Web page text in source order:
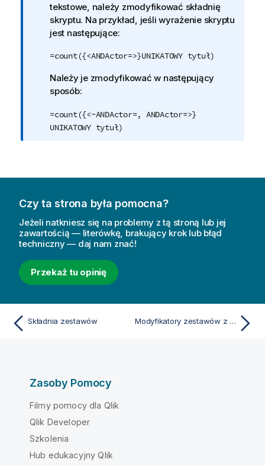
f
o
r
a
c
j
a
tekstowe, należy zmodyfikować składnię
skryptu. Na przykład, jeśli wyrażenie skryptu
jest następujące:
=count({<ANDActor=>}UNIKATOWY tytuł)
Należy je zmodyfikować w następujący
sposób:
=count({<~ANDActor=, ANDActor=>}
UNIKATOWY tytuł)
Czy ta strona była pomocna?
Jeżeli natkniesz się na problemy z tą stroną lub jej
zawartością — literówkę, brakujący krok lub błąd
techniczny — daj nam znać!
Przekaż tu opinię
Składnia zestawów Modyfikatory zestawów z operatorami zestawów
Zasoby Pomocy
Filmy pomocy dla Qlik
Qlik Developer
Szkolenia
Hub edukacyjny Qlik